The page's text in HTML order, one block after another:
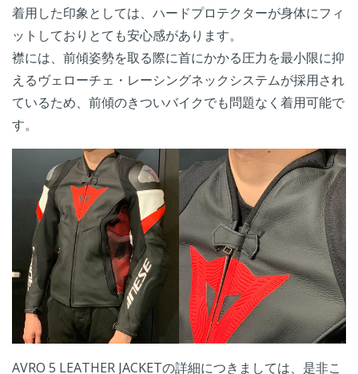
着用した印象としては、ハードプロテクターが身体にフィ
ットしておりとても安心感があります。
襟には、 前傾姿勢を取る際に首にかかる圧力を最小限に抑
えるヴェローチェ・レーシングネックシステムが採用され
ているため、前傾のきついバイクでも問題なく着用可能で
す。
AVRO 5 LEATHER JACKETの詳細につきましては、是非こ